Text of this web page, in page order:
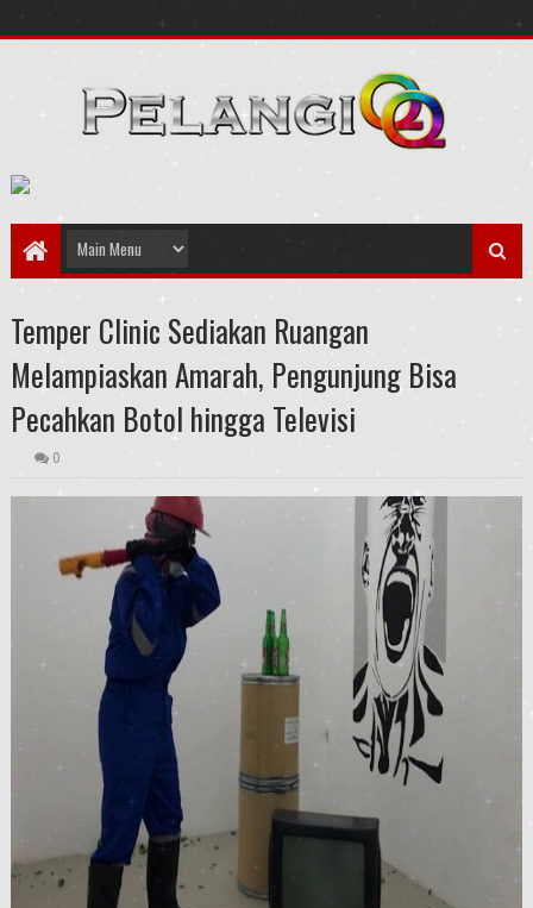
Temper Clinic Sediakan Ruangan
Melampiaskan Amarah, Pengunjung Bisa
Pecahkan Botol hingga Televisi
0